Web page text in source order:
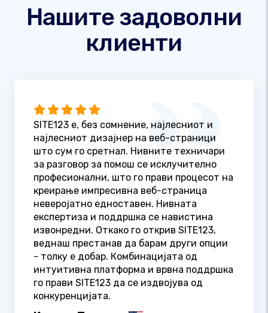
Нашите задоволни
клиенти
SITE123 е, без сомнение, најлесниот и
најлесниот дизајнер на веб-страници
што сум го сретнал. Нивните техничари
за разговор за помош се исклучително
професионални, што го прави процесот на
креирање импресивна веб-страница
неверојатно едноставен. Нивната
експертиза и поддршка се навистина
извонредни. Откако го открив SITE123,
веднаш престанав да барам други опции
- толку е добар. Комбинацијата од
интуитивна платформа и врвна поддршка
го прави SITE123 да се издвојува од
конкуренцијата.